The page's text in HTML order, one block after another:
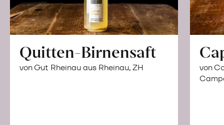
Quitten-Birnensaft
von Gut Rheinau aus Rheinau, ZH
von